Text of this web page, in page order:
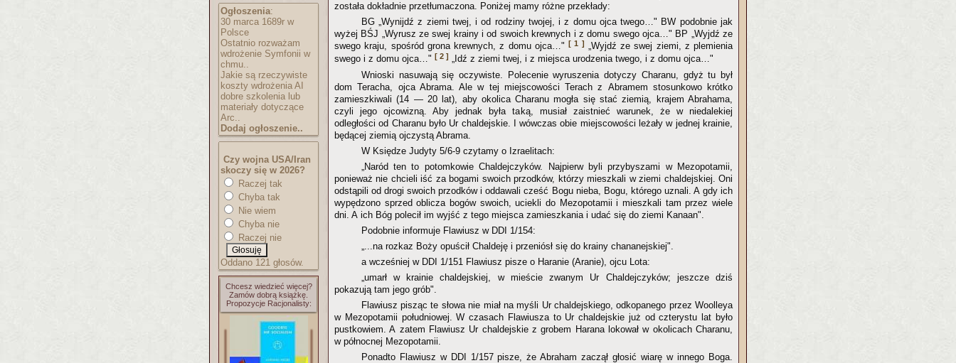
Ogłoszenia:
30 marca 1689r w
Polsce
Ostatnio rozważam
wdrożenie Symfonii w
chmu..
Jakie są rzeczywiste
koszty wdrożenia AI
dobre szkolenia lub
materiały dotyczące
Arc..
Dodaj ogłoszenie..
Czy wojna USA/Iran
skoczy się w 2026?
Raczej tak
Chyba tak
Nie wiem
Chyba nie
Raczej nie
Oddano 121 głosów.
Chcesz wiedzieć więcej?
Zamów dobrą książkę.
Propozycje Racjonalisty:
została dokładnie przetłumaczona. Poniżej mamy różne przekłady:
BG „Wynijdź z ziemi twej, i od rodziny twojej, i z domu ojca twego…" BW podobnie jak
wyżej BŚJ „Wyrusz ze swej krainy i od swoich krewnych i z domu swego ojca…" BP „Wyjdź ze
swego kraju, spośród grona krewnych, z domu ojca…"
[ 1 ] „Wyjdź ze swej ziemi, z plemienia
swego i z domu ojca…" [ 2 ] „Idź z ziemi twej, i z miejsca urodzenia twego, i z domu ojca…"
Wnioski nasuwają się oczywiste. Polecenie wyruszenia dotyczy Charanu, gdyż tu był
dom Teracha, ojca Abrama. Ale w tej miejscowości Terach z Abramem stosunkowo krótko
zamieszkiwali (14 — 20 lat), aby okolica Charanu mogła się stać ziemią, krajem Abrahama,
czyli jego ojcowizną. Aby jednak była taką, musiał zaistnieć warunek, że w niedalekiej
odległości od Charanu było Ur chaldejskie. I wówczas obie miejscowości leżały w jednej krainie,
będącej ziemią ojczystą Abrama.
W Księdze Judyty 5/6-9 czytamy o Izraelitach:
„Naród ten to potomkowie Chaldejczyków. Najpierw byli przybyszami w Mezopotamii,
ponieważ nie chcieli iść za bogami swoich przodków, którzy mieszkali w ziemi chaldejskiej. Oni
odstąpili od drogi swoich przodków i oddawali cześć Bogu nieba, Bogu, którego uznali. A gdy ich
wypędzono sprzed oblicza bogów swoich, uciekli do Mezopotamii i mieszkali tam przez wiele
dni. A ich Bóg polecił im wyjść z tego miejsca zamieszkania i udać się do ziemi Kanaan".
Podobnie informuje Flawiusz w DDI 1/154:
„...na rozkaz Boży opuścił Chaldeję i przeniósł się do krainy chananejskiej".
a wcześniej w DDI 1/151 Flawiusz pisze o Haranie (Aranie), ojcu Lota:
„umarł w krainie chaldejskiej, w mieście zwanym Ur Chaldejczyków; jeszcze dziś
pokazują tam jego grób".
Flawiusz pisząc te słowa nie miał na myśli Ur chaldejskiego, odkopanego przez Woolleya
w Mezopotamii południowej. W czasach Flawiusza to Ur chaldejskie już od czterystu lat było
pustkowiem. A zatem Flawiusz Ur chaldejskie z grobem Harana lokował w okolicach Charanu,
w północnej Mezopotamii.
Ponadto Flawiusz w DDI 1/157 pisze, że Abraham zaczął głosić wiarę w innego Boga.